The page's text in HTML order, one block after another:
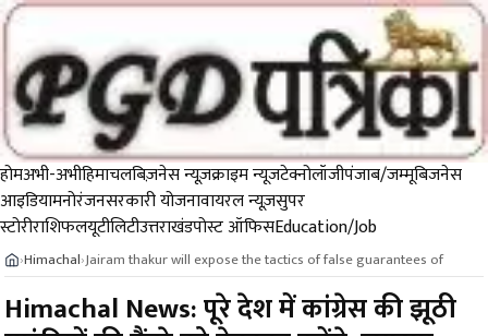
होमअभी-अभीहिमाचलबिज़नेस न्यूज़क्राइम न्यूजटेक्नोलॉजीपंजाब/जम्मूबिजनेस
आइडियामनोरंजनसरकारी योजनावायरल न्यूज़सुपर
स्टोरीराशिफलयूटीलिटीउत्तराखंडपोस्ट ऑफिसEducation/Job
›Himachal›Jairam thakur will expose the tactics of false guarantees of
Himachal News: पूरे देश में कांग्रेस की झूठी